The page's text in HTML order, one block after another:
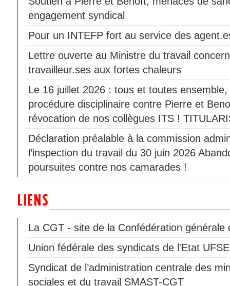
engagement syndical
Pour un INTEFP fort au service des
Lettre ouverte au Ministre du travail
travailleur.ses aux fortes chaleurs
Le 16 juillet 2026 : tous et toutes
procédure disciplinaire contre Pierre et
révocation de nos collègues ITS !
Déclaration préalable à la commission
l’inspection du travail du 30 juin 2026
poursuites contre nos camarades !
LIENS
La CGT - site de la Confédération générale
Union fédérale des syndicats de l'Etat
Syndicat de l’administration centrale des
sociales et du travail SMAST-CGT